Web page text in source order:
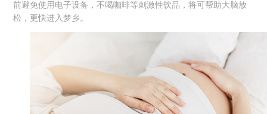
前避免使用电子设备，不喝咖啡等刺激性饮品，将可帮助大脑放
松，更快进入梦乡。